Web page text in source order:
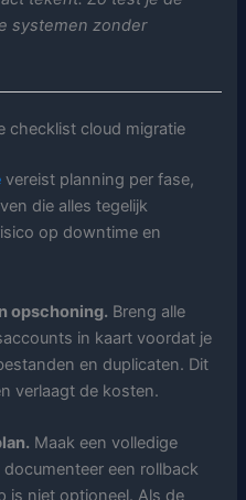
systemen zonder
checklist cloud migratie
vereist planning per fase,
die alles tegelijk
op downtime en
opschoning. Breng alle
in kaart voordat je
en duplicaten. Dit
verlaagt de kosten.
Maak een volledige
een rollback
is niet optioneel. Als de